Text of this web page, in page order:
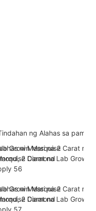
ng Alahas sa